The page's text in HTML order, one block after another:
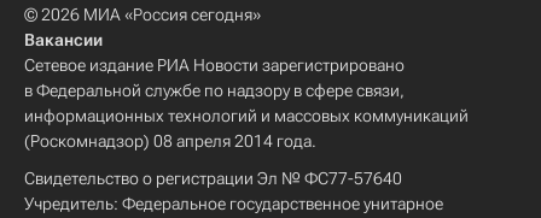
© 2026 МИА «Россия сегодня»
Вакансии
Сетевое издание РИА Новости зарегистрировано
в Федеральной службе по надзору в сфере связи,
информационных технологий и массовых коммуникаций
(Роскомнадзор) 08 апреля 2014 года.
Свидетельство о регистрации Эл № ФС77-57640
Учредитель: Федеральное государственное унитарное